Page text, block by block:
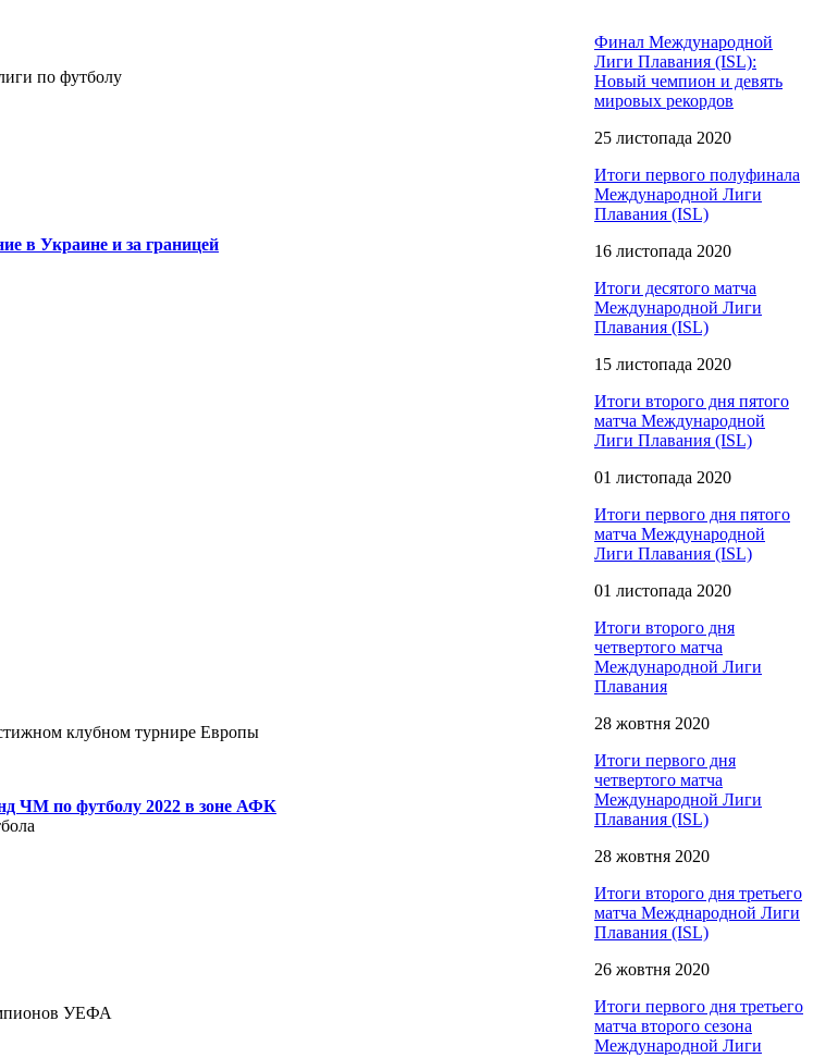
по футболу
в Украине и за границей
клубном турнире Европы
ЧМ по футболу 2022 в зоне АФК
УЕФА
Финал Международной
Лиги Плавания (ISL):
Новый чемпион и девять
мировых рекордов
25 листопада 2020
Итоги первого полуфинала
Международной Лиги
Плавания (ISL)
16 листопада 2020
Итоги десятого матча
Международной Лиги
Плавания (ISL)
15 листопада 2020
Итоги второго дня пятого
матча Международной
Лиги Плавания (ISL)
01 листопада 2020
Итоги первого дня пятого
матча Международной
Лиги Плавания (ISL)
01 листопада 2020
Итоги второго дня
четвертого матча
Международной Лиги
Плавания
28 жовтня 2020
Итоги первого дня
чeтвертого матча
Международной Лиги
Плавания (ISL)
28 жовтня 2020
Итоги второго дня третьего
матча Межднародной Лиги
Плавания (ISL)
26 жовтня 2020
Итоги первого дня третьего
матча второго сезона
Международной Лиги